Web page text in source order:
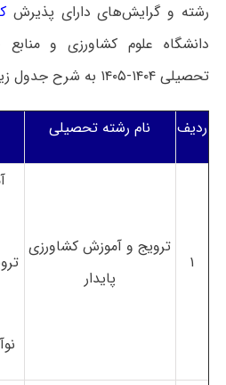
رشته و گرایش‌های دارای پذیرش
دانشگاه علوم کشاورزی و
تحصیلی ۱۴۰۴-۱۴۰۵ به شرح جدول زیر می‌باشند:
ردیف نام رشته تحصیلی
۱
ترویج و آموزش کشاورزی
پایدار